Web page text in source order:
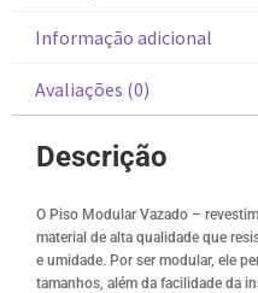
Informação adicional
Avaliações (0)
Descrição
O Piso Modular Vazado –
material de alta qualidade que
e umidade. Por ser modular, ele
tamanhos, além da facilidade da